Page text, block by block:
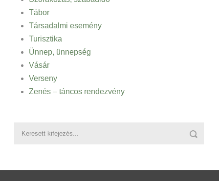
Tábor
Társadalmi esemény
Turisztika
Ünnep, ünnepség
Vásár
Verseny
Zenés – táncos rendezvény